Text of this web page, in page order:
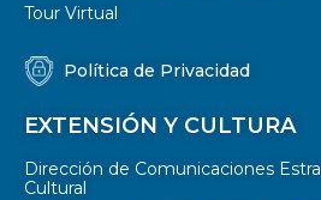
Tour Virtual
Política de Privacidad
EXTENSIÓN Y CULTURA
Dirección de Comunicaciones
Cultural